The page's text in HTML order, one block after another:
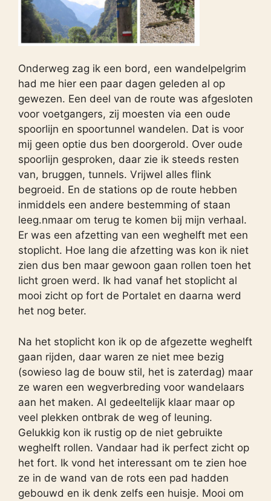
Onderweg zag ik een bord, een wandelpelgrim
had me hier een paar dagen geleden al op
gewezen. Een deel van de route was afgesloten
voor voetgangers, zij moesten via een oude
spoorlijn en spoortunnel wandelen. Dat is voor
mij geen optie dus ben doorgerold. Over oude
spoorlijn gesproken, daar zie ik steeds resten
van, bruggen, tunnels. Vrijwel alles flink
begroeid. En de stations op de route hebben
inmiddels een andere bestemming of staan
leeg.nmaar om terug te komen bij mijn verhaal.
Er was een afzetting van een weghelft met een
stoplicht. Hoe lang die afzetting was kon ik niet
zien dus ben maar gewoon gaan rollen toen het
licht groen werd. Ik had vanaf het stoplicht al
mooi zicht op fort de Portalet en daarna werd
het nog beter.
Na het stoplicht kon ik op de afgezette weghelft
gaan rijden, daar waren ze niet mee bezig
(sowieso lag de bouw stil, het is zaterdag) maar
ze waren een wegverbreding voor wandelaars
aan het maken. Al gedeeltelijk klaar maar op
veel plekken ontbrak de weg of leuning.
Gelukkig kon ik rustig op de niet gebruikte
weghelft rollen. Vandaar had ik perfect zicht op
het fort. Ik vond het interessant om te zien hoe
ze in de wand van de rots een pad hadden
gebouwd en ik denk zelfs een huisje. Mooi om